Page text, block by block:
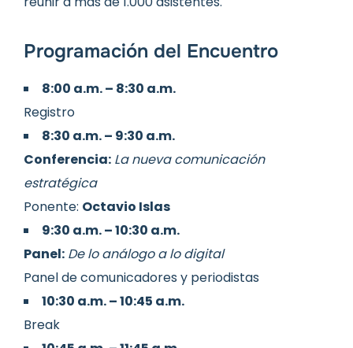
Programación del Encuentro
8:00 a.m. – 8:30 a.m.
Registro
8:30 a.m. – 9:30 a.m.
Conferencia: La nueva comunicación
estratégica
Ponente: Octavio Islas
9:30 a.m. – 10:30 a.m.
Panel: De lo análogo a lo digital
Panel de comunicadores y periodistas
10:30 a.m. – 10:45 a.m.
Break